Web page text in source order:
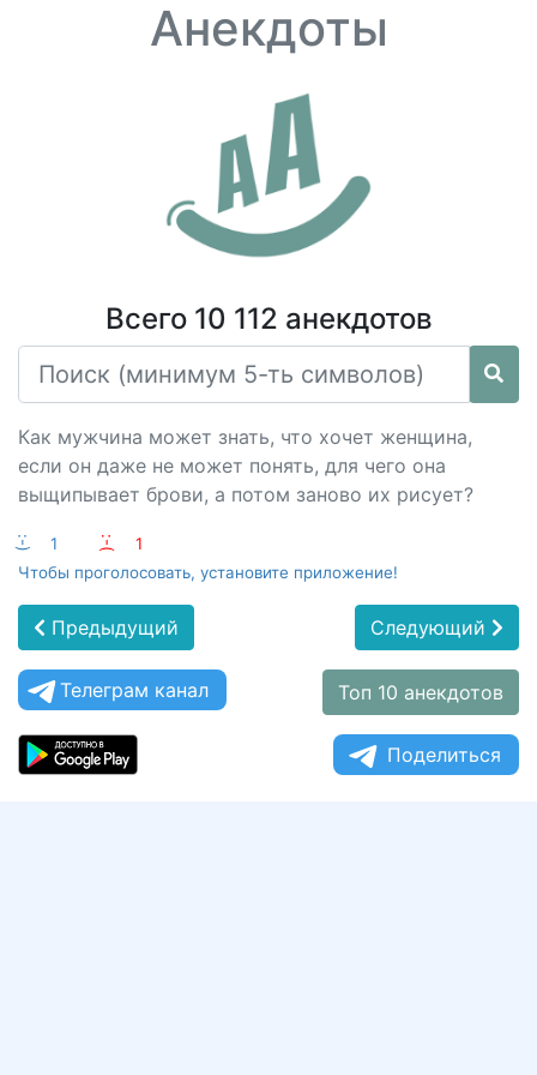
Анекдоты
Всего 10 112 анекдотов
Как мужчина может знать, что хочет женщина,
если он даже не может понять, для чего она
выщипывает брови, а потом заново их рисует?
:-) 1 :-(
1
Чтобы проголосовать, установите приложение!
Предыдущий Следующий
Телеграм канал Топ 10 анекдотов
Поделиться